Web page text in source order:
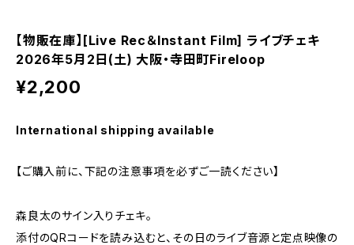
【物販在庫】[Live Rec＆Instant Film] ライブチェキ
2026年5月2日(土) 大阪・寺田町Fireloop
¥2,200
International shipping available
【ご購入前に、下記の注意事項を必ずご一読ください】
森良太のサイン入りチェキ。
添付のQRコードを読み込むと、その日のライブ音源と定点映像の